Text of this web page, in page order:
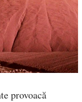
provoacă